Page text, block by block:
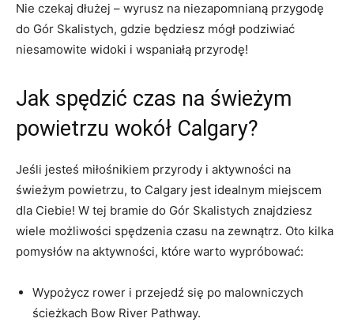
Nie‌ czekaj dłużej – wyrusz na niezapomnianą przygodę
do Gór Skalistych, gdzie będziesz mógł podziwiać
niesamowite widoki i wspaniałą przyrodę!
Jak spędzić ‌czas ⁣na świeżym
powietrzu wokół ‌Calgary?
Jeśli jesteś miłośnikiem przyrody i aktywności na
świeżym powietrzu,‌ to Calgary jest idealnym miejscem
dla ​Ciebie! W ⁢tej bramie do Gór Skalistych znajdziesz
wiele możliwości ⁤spędzenia czasu na zewnątrz. Oto kilka
pomysłów na aktywności,⁢ które warto wypróbować:
Wypożycz‌ rower i przejedź się po malowniczych
ścieżkach ⁣Bow River Pathway.